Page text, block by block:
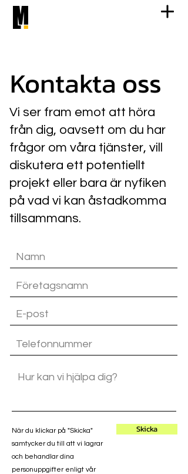
Kontakta oss
Vi ser fram emot att höra
från dig, oavsett om du har
frågor om våra tjänster, vill
diskutera ett potentiellt
projekt eller bara är nyfiken
på vad vi kan åstadkomma
tillsammans.
När du klickar på "Skicka"
samtycker du till att vi lagrar
och behandlar dina
personuppgifter enligt vår
Skicka